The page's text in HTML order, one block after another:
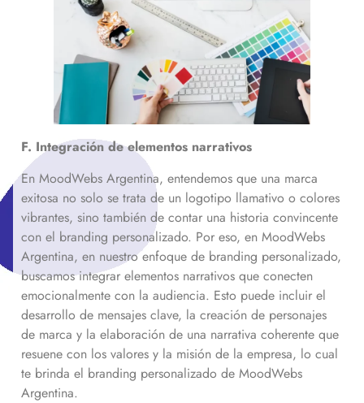
F. Integración de elementos narrativos
En MoodWebs Argentina, entendemos que una marca
exitosa no solo se trata de un logotipo llamativo o colores
vibrantes, sino también de contar una historia convincente
con el branding personalizado. Por eso, en MoodWebs
Argentina, en nuestro enfoque de branding personalizado,
buscamos integrar elementos narrativos que conecten
emocionalmente con la audiencia. Esto puede incluir el
desarrollo de mensajes clave, la creación de personajes
de marca y la elaboración de una narrativa coherente que
resuene con los valores y la misión de la empresa, lo cual
te brinda el branding personalizado de MoodWebs
Argentina.